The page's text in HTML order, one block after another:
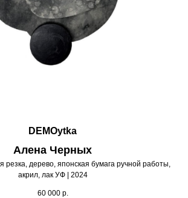
DEMOytka
Алена Черных
резка, дерево, японская бумага ручной работы,
акрил, лак УФ | 2024
60 000 р.